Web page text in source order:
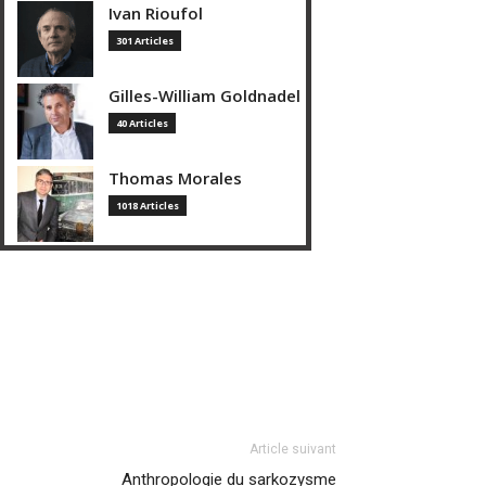
Ivan Rioufol
301 Articles
Gilles-William Goldnadel
40 Articles
Thomas Morales
1018 Articles
Article suivant
Anthropologie du sarkozysme